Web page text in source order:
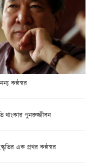
কণ্ঠস্বর
থাংকার পুনরুজ্জীবন
এক প্রখর কণ্ঠস্বর